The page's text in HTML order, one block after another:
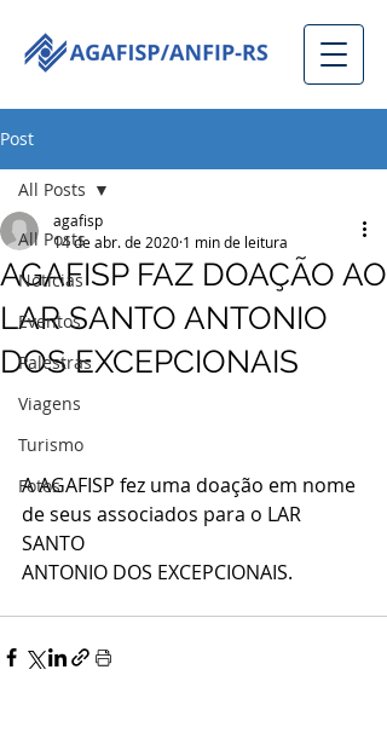
Post
All Posts
Notícias
Eventos
Palestras
Viagens
Turismo
Fotos
All Posts
AGAFISP FAZ DOAÇÃO AO
LAR SANTO ANTONIO
DOS EXCEPCIONAIS
agafisp
14 de abr. de 2020 1 min de leitura
A AGAFISP fez uma doação em nome
de seus associados para o LAR
SANTO
ANTONIO DOS EXCEPCIONAIS.